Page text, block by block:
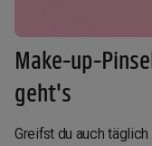
Make-up-
geht's
Greifst du auch